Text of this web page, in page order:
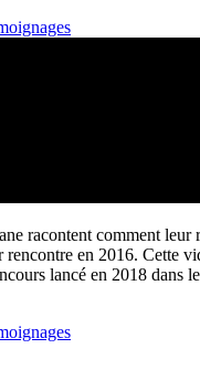
racontent comment leur
rencontre en 2016. Cette
lancé en 2018 dans